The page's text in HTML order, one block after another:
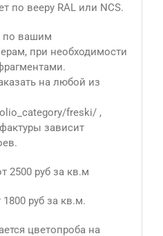
по вееру RAL или NCS.
по вашим
при необходимости
на любой из
freski/ ,
зависит
2500 руб за кв.м
руб за кв.м.
цветопроба на